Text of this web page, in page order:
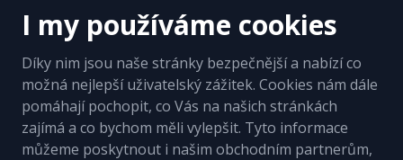
I my používáme cookies
Díky nim jsou naše stránky bezpečnější a nabízí co
možná nejlepší uživatelský zážitek. Cookies nám dále
pomáhají pochopit, co Vás na našich stránkách
zajímá a co bychom měli vylepšit. Tyto informace
můžeme poskytnout i našim obchodním partnerům,
Projekty a výzvy
Kalendář akcí
Knihovna
Přihlásit se